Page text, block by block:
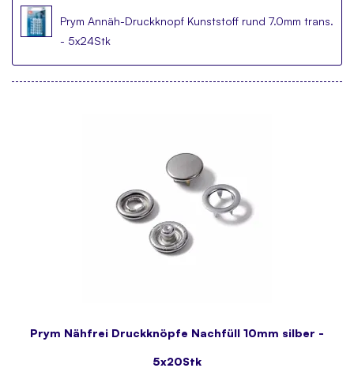
Prym Annäh-Druckknopf Kunststoff rund 7.0mm trans.
- 5x24Stk
Prym Nähfrei Druckknöpfe Nachfüll 10mm silber -
5x20Stk